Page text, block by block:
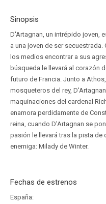
Sinopsis
D'Artagnan, un intrépido joven,
a una joven de ser
los medios encontrar a sus
búsqueda le llevará al corazón
futuro de Francia. Junto a
mosqueteros del rey,
maquinaciones del cardenal
enamora perdidamente de
reina, cuando D'Artagnan se
pasión le llevará tras la pista de
enemiga: Milady de Winter.
Fechas de estrenos
España: